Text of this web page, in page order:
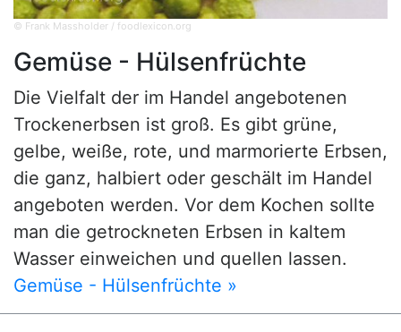
© Frank Massholder / foodlexicon.org
Gemüse - Hülsenfrüchte
Die Vielfalt der im Handel angebotenen
Trockenerbsen ist groß. Es gibt grüne,
gelbe, weiße, rote, und marmorierte Erbsen,
die ganz, halbiert oder geschält im Handel
angeboten werden. Vor dem Kochen sollte
man die getrockneten Erbsen in kaltem
Wasser einweichen und quellen lassen.
Gemüse - Hülsenfrüchte »